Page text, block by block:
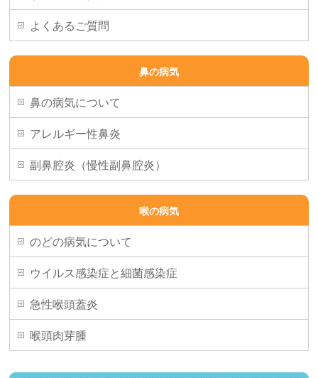
よくあるご質問
鼻の病気
鼻の病気について
アレルギー性鼻炎
副鼻腔炎（慢性副鼻腔炎）
喉の病気
のどの病気について
ウイルス感染症と細菌感染症
急性喉頭蓋炎
喉頭肉芽腫